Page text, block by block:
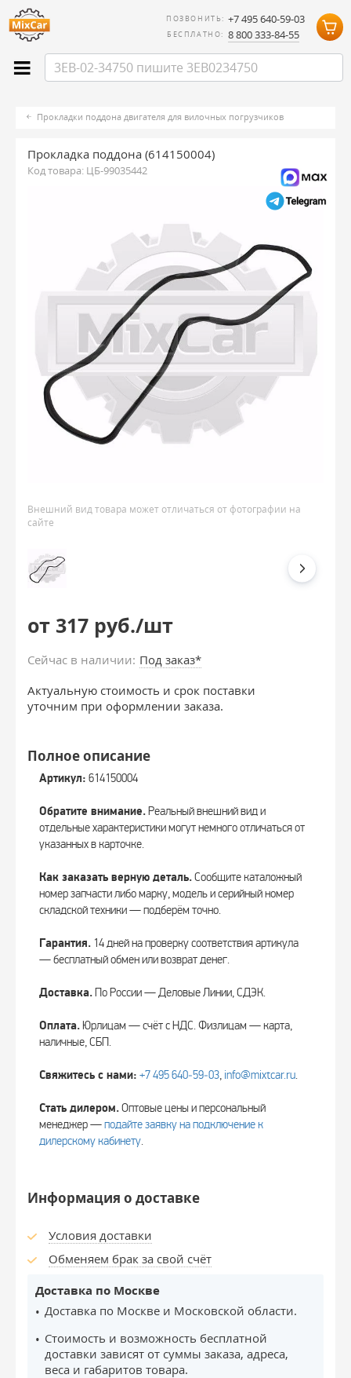
ПОЗВОНИТЬ: +7 495 640-59-03
БЕСПЛАТНО: 8 800 333-84-55
Прокладки поддона двигателя для вилочных погрузчиков
Прокладка поддона (614150004)
Код товара: ЦБ-99035442
Внешний вид товара может отличаться от фотографии на
сайте
от 317 руб./шт
Сейчас в наличии: Под заказ*
Актуальную стоимость и срок поставки
уточним при оформлении заказа.
Полное описание
Артикул: 614150004
Обратите внимание.Реальный внешний вид и
отдельные характеристики могут немного отличаться от
указанных в карточке.
Как заказать верную деталь.Сообщите каталожный
номер запчасти либо марку, модель и серийный номер
складской техники — подберём точно.
Гарантия. 14 дней на проверку соответствия артикула
— бесплатный обмен или возврат денег.
Доставка.По России — Деловые Линии, СДЭК.
Оплата. Юрлицам — счёт с НДС. Физлицам — карта,
наличные, СБП.
Свяжитесь с нами: +7 495 640‑59‑03, info@mixtcar.ru.
Стать дилером.Оптовые цены и персональный
менеджер —подайте заявку на подключение к
дилерскому кабинету.
Информация о доставке
Условия доставки
Обменяем брак за свой счёт
Доставка по Москве
Доставка по Москве и Московской области.
Стоимость и возможность бесплатной
доставки зависят от суммы заказа, адреса,
веса и габаритов товара.